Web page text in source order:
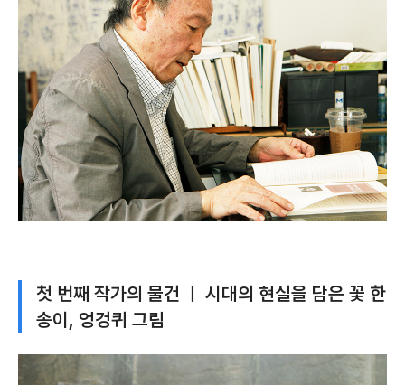
첫 번째 작가의 물건 ㅣ 시대의 현실을 담은 꽃 한
송이, 엉겅퀴 그림